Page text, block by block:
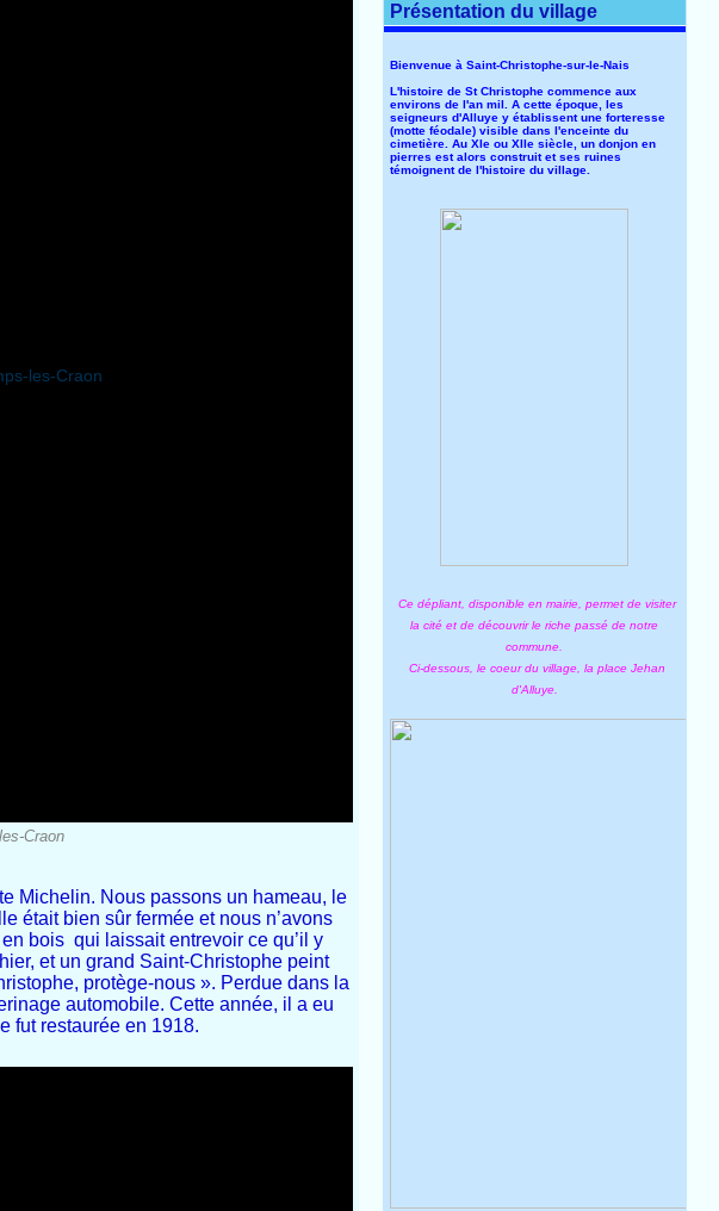
Craon
Michelin. Nous passons un hameau, le
était bien sûr fermée et nous n’avons
bois qui laissait entrevoir ce qu’il y
et un grand Saint-Christophe peint
protège-nous ». Perdue dans la
automobile. Cette année, il a eu
fut restaurée en 1918.
Présentation du village
Bienvenue à Saint-Christophe-sur-le-Nais
L'histoire de St Christophe commence aux
environs de l'an mil. A cette époque, les
seigneurs d'Alluye y établissent une forteresse
(motte féodale) visible dans l'enceinte du
cimetière. Au XIe ou XIIe siècle, un donjon en
pierres est alors construit et ses ruines
témoignent de l'histoire du village.
Ce dépliant, disponible en mairie, permet de visiter
la cité et de découvrir le riche passé de notre
commune.
Ci-dessous, le coeur du village, la place Jehan
d'Alluye.